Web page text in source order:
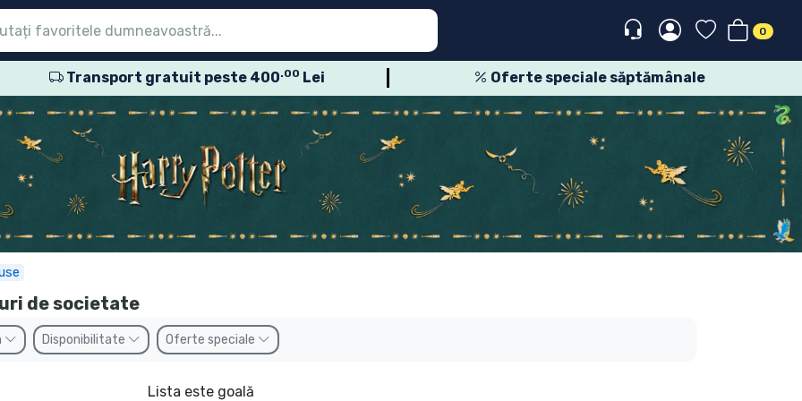
0
Transport gratuit peste 400.00 Lei Oferte speciale săptămânale
de societate
Disponibilitate Oferte speciale
Lista este goală
seriale
de film
de desene
anime
gamer
sportive
muzicale